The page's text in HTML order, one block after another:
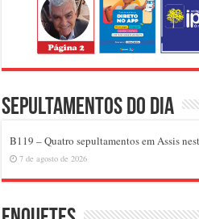
Sepultamentos do dia
B119 – Quatro sepultamentos em Assis
7 de agosto de 2026